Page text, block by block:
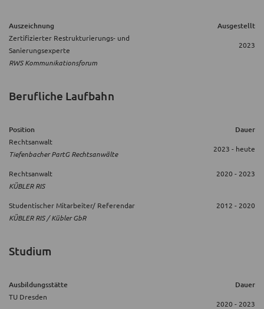
Auszeichnung Ausgestellt
Zertifizierter Restrukturierungs- und
Sanierungsexperte
RWS Kommunikationsforum
2023
Berufliche Laufbahn
Position Dauer
Rechtsanwalt
Tiefenbacher PartG Rechtsanwälte
2023 - heute
Rechtsanwalt
KÜBLER RIS
2020 - 2023
Studentischer Mitarbeiter/ Referendar
KÜBLER RIS / Kübler GbR
2012 - 2020
Studium
Ausbildungsstätte Dauer
TU Dresden
2020 - 2023